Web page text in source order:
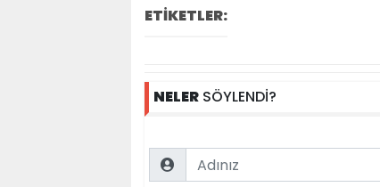
ETİKETLER:
NELER SÖYLENDİ?
Name